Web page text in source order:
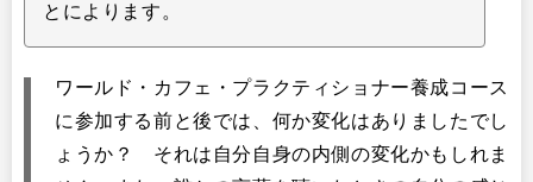
とによります。
ワールド・カフェ・プラクティショナー養成コース
に参加する前と後では、何か変化はありましたでし
ょうか？ それは自分自身の内側の変化かもしれま